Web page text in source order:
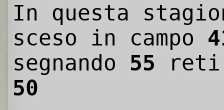
In questa
sceso in campo
segnando 55 reti
50